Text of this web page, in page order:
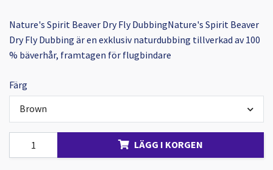
Nature's Spirit Beaver Dry Fly DubbingNature's Spirit Beaver
Dry Fly Dubbing är en exklusiv naturdubbing tillverkad av 100
% bäverhår, framtagen för flugbindare
Färg
Brown
LÄGG I KORGEN